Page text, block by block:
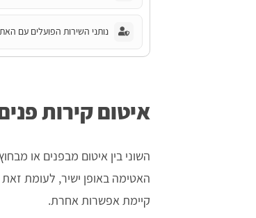
נותני השירות הפועלים עם
איטום קירות
השוני בין איטום מבפנים או
האטימה באופן ישיר, לעומת
קיימת אפשרות אחרת.